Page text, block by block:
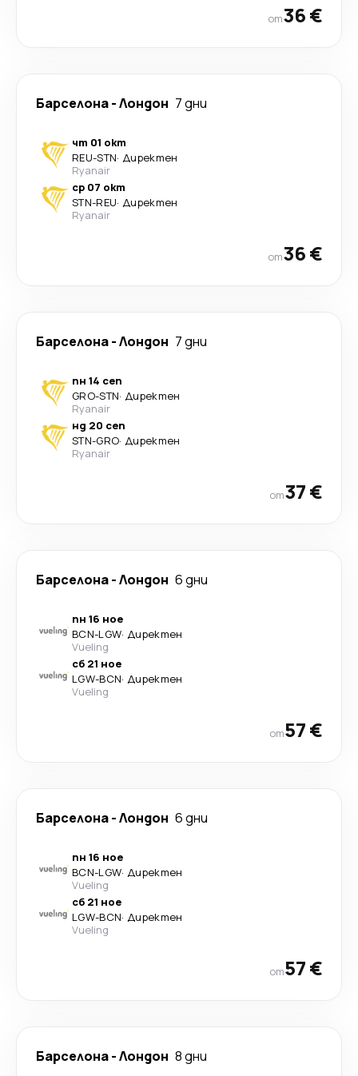
от36 €
Барселона-Лондон 7 дни
чт 01 окт
REU-STN· Директен
Ryanair
ср 07 окт
STN-REU· Директен
Ryanair
от36 €
Барселона-Лондон 7 дни
пн 14 сеп
GRO-STN· Директен
Ryanair
нд 20 сеп
STN-GRO· Директен
Ryanair
от37 €
Барселона-Лондон 6 дни
пн 16 ное
BCN-LGW· Директен
Vueling
сб 21 ное
LGW-BCN· Директен
Vueling
от57 €
Барселона-Лондон 6 дни
пн 16 ное
BCN-LGW· Директен
Vueling
сб 21 ное
LGW-BCN· Директен
Vueling
от57 €
Барселона-Лондон 8 дни